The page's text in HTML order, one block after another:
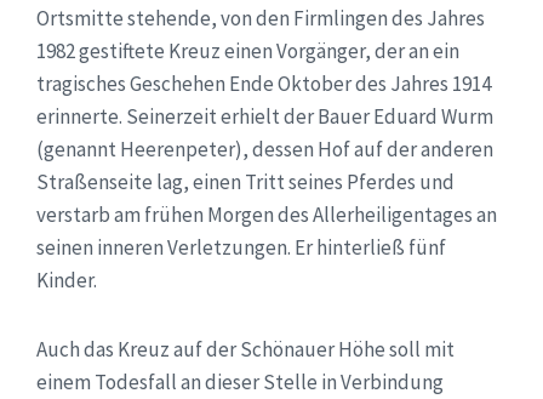
Ortsmitte stehende, von den Firmlingen des Jahres
1982 gestiftete Kreuz einen Vorgänger, der an ein
tragisches Geschehen Ende Oktober des Jahres 1914
erinnerte. Seinerzeit erhielt der Bauer Eduard Wurm
(genannt Heerenpeter), dessen Hof auf der anderen
Straßenseite lag, einen Tritt seines Pferdes und
verstarb am frühen Morgen des Allerheiligentages an
seinen inneren Verletzungen. Er hinterließ fünf
Kinder.
Auch das Kreuz auf der Schönauer Höhe soll mit
einem Todesfall an dieser Stelle in Verbindung